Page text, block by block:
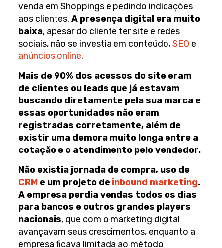
venda em Shoppings e pedindo indicações
aos clientes. A presença digital era muito
baixa, apesar do cliente ter site e redes
sociais, não se investia em conteúdo,SEO e
anúncios online.
Mais de 90% dos acessos do site eram
de clientes ou leads que já estavam
buscando diretamente pela sua marca e
essas oportunidades não eram
registradas corretamente, além de
existir uma demora muito longa entre a
cotação e o atendimento pelo vendedor.
Não existia jornada de compra, uso de
CRMe um projeto de inbound marketing.
A empresa perdia vendas todos os dias
para bancos e outros grandes players
nacionais, que com o marketing digital
avançavam seus crescimentos, enquanto a
empresa ficava limitada ao método